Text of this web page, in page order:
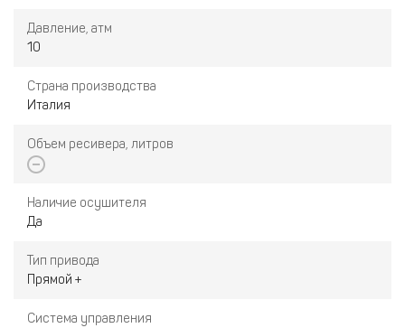
Давление, атм
10
Страна производства
Италия
Объем ресивера, литров
Наличие осушителя
Да
Тип привода
Прямой +
Система управления